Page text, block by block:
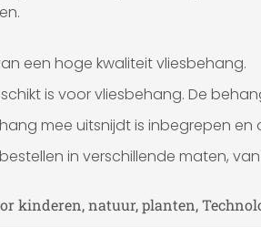
een hoge kwaliteit vliesbehang.
is voor vliesbehang. De
mee uitsnijdt is inbegrepen
in verschillende maten,
kinderen, natuur, planten,